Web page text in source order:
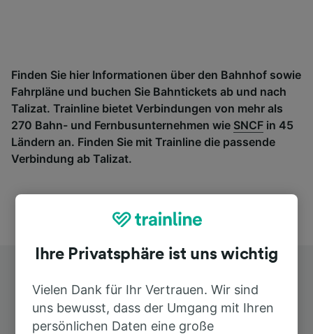
Finden Sie hier Informationen über den Bahnhof sowie
Fahrpläne und buchen Sie Bahntickets ab und nach
Talizat. Trainline bietet Verbindungen von mehr als
270 Bahn- und Fernbusunternehmen wie SNCF in 45
Ländern an. Finden Sie mit Trainline die passende
Verbindung ab Talizat.
Ihre Privatsphäre ist uns wichtig
Vielen Dank für Ihr Vertrauen. Wir sind
uns bewusst, dass der Umgang mit Ihren
persönlichen Daten eine große